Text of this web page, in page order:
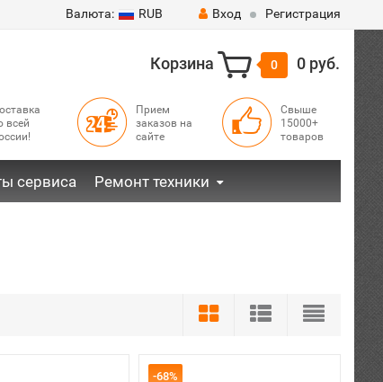
Валюта: RUB Вход Регистрация
Корзина 0 0 руб.
всей
Прием
заказов на
сайте
Свыше
15000+
товаров
сервиса Ремонт техники
-68%